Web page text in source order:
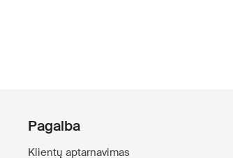
Pagalba
Klientų aptarnavimas